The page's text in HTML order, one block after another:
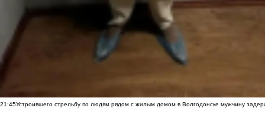
21:45Устроившего стрельбу по людям рядом с жилым домом в Волгодонске мужчину